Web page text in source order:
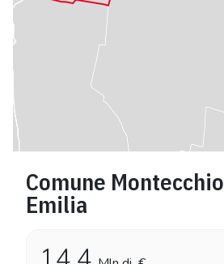
Comune Montecchio
Emilia